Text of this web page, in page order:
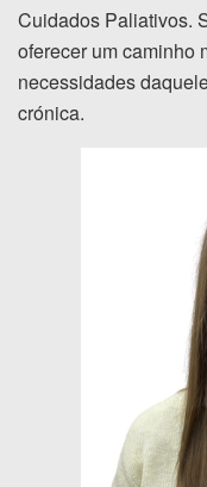
Cuidados Paliativos.
oferecer um caminho
necessidades
crónica.